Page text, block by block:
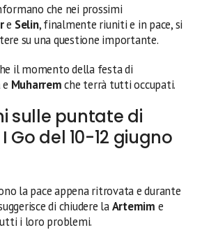
che nei prossimi
e Selin, finalmente riuniti e in pace, si
su una questione importante.
il momento della festa di
e Muharremche terrà tutti occupati.
sulle puntate di
Go del 10-12 giugno
la pace appena ritrovata e durante
di chiudere laArtemim e
i loro problemi.